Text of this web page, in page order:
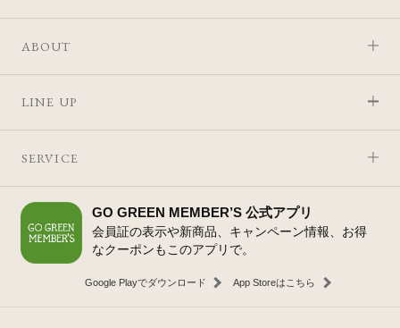
ABOUT
LINE UP
SERVICE
GO GREEN MEMBER’S 公式アプリ
会員証の表示や新商品、キャンペーン情報、お得
なクーポンもこのアプリで。
Google Playでダウンロード App Storeはこちら